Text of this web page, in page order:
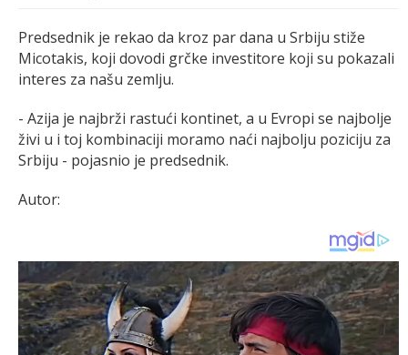
Predsednik je rekao da kroz par dana u Srbiju stiže
Micotakis, koji dovodi grčke investitore koji su pokazali
interes za našu zemlju.
- Azija je najbrži rastući kontinet, a u Evropi se najbolje
živi u i toj kombinaciji moramo naći najbolju poziciju za
Srbiju - pojasnio je predsednik.
Autor: